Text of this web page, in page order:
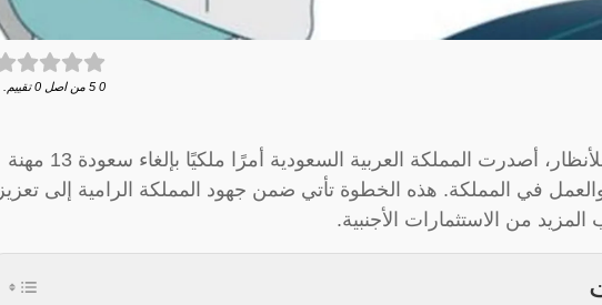
0
5 من اصل 0 تقييم.
في قرار مفاجئ وملفت للأنظار، أصدرت المملكة العربية السعودية أمرًا ملكيًا بإلغاء سعودة 13 مهنة
في المملكة. هذه الخطوة تأتي ضمن جهود المملكة الرامية إلى تعزيز
المزيد من الاستثمارات الأجنبية.